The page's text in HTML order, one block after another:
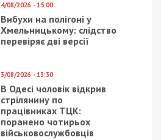
4/08/2026 - 15:00
Вибухи на полігоні у
Хмельницькому: слідство
перевіряє дві версії
3/08/2026 - 13:30
В Одесі чоловік відкрив
стрілянину по
працівниках ТЦК:
поранено чотирьох
військовослужбовців